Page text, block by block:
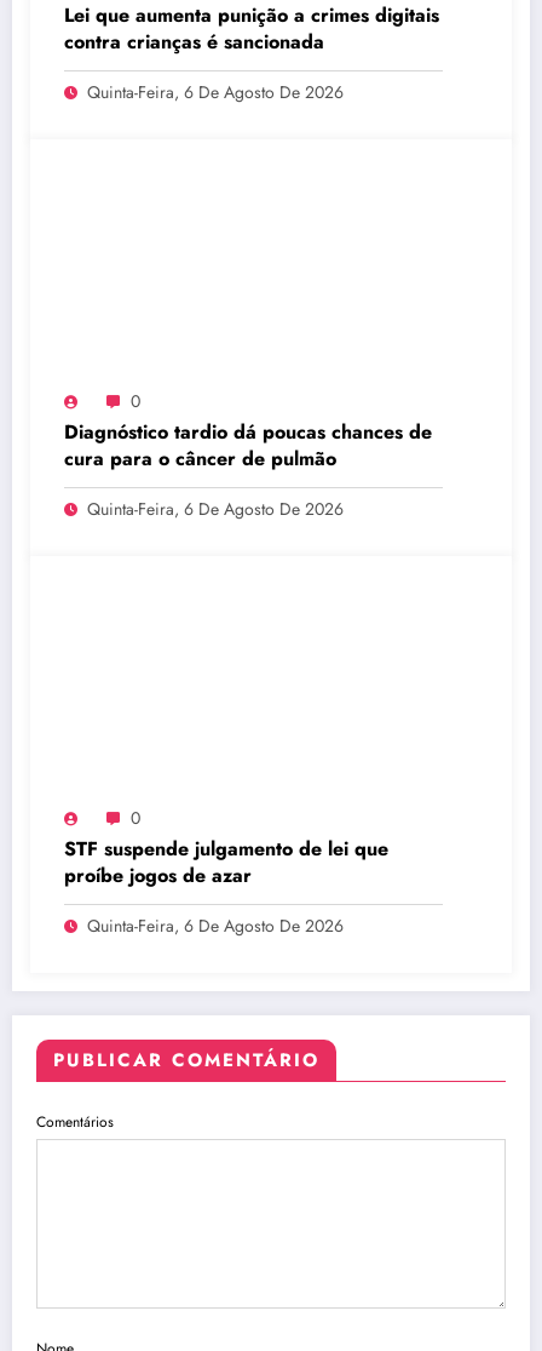
Lei que aumenta punição a crimes digitais
contra crianças é sancionada
Quinta-Feira, 6 De Agosto De 2026
0
Diagnóstico tardio dá poucas chances de
cura para o câncer de pulmão
Quinta-Feira, 6 De Agosto De 2026
0
STF suspende julgamento de lei que
proíbe jogos de azar
Quinta-Feira, 6 De Agosto De 2026
PUBLICAR COMENTÁRIO
Comentários